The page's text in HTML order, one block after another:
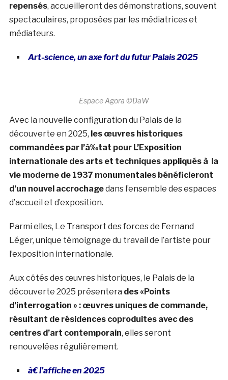
repensés, accueilleront des démonstrations, souvent
spectaculaires, proposées par les médiatrices et
médiateurs.
Art-science, un axe fort du futur Palais 2025
Espace Agora ©DaW
Avec la nouvelle configuration du Palais de la
découverte en 2025, les œuvres historiques
commandées par l’à‰tat pour L’Exposition
internationale des arts et techniques appliqués à la
vie moderne de 1937 monumentales bénéficieront
d’un nouvel accrochagedans l’ensemble des espaces
d’accueil et d’exposition.
Parmi elles, Le Transport des forces de Fernand
Léger, unique témoignage du travail de l’artiste pour
l’exposition internationale.
Aux côtés des œuvres historiques, le Palais de la
découverte 2025 présentera des «Points
d’interrogation » : œuvres uniques de commande,
résultant de résidences coproduites avec des
centres d’art contemporain, elles seront
renouvelées régulièrement.
à€ l’affiche en 2025